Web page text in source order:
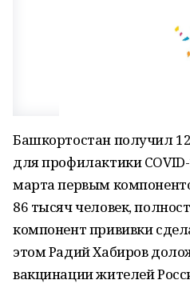
Башкортостан получил
для профилактики
марта первым
86 тысяч человек,
компонент прививки
этом Радий Хабиров
вакцинации жителей